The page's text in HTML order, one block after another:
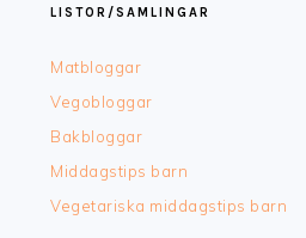
LISTOR/SAMLINGAR
Matbloggar
Vegobloggar
Bakbloggar
Middagstips barn
Vegetariska middagstips barn